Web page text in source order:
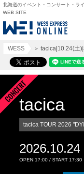
北海道のイベント・コンサート・ラ
WEB SITE
WESS ＞ tacica|10.24(土
tacica
tacica TOUR 2026
2026.10.24
OPEN 17:00 / START 17:30